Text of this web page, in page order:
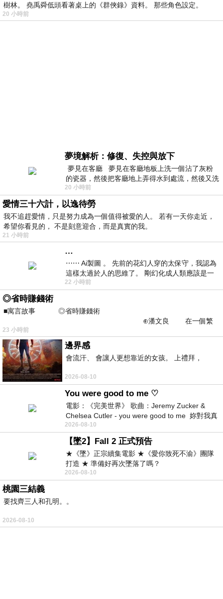
樹林。 堯禹舜低頭看著桌上的《群俠錄》資料。 那些角色設定。
20 小時前
夢境解析：修復、失控與放下
夢見在客廳 夢見在客廳地板上洗一個沾了灰粉
的瓷器，然後把客廳地上弄得水到處流，然後又洗
一頂棒球潮帽，後來發現帽
20 小時前
愛情三十六計，以逸待勞
我不追趕愛情，只是努力成為一個值得被愛的人。 若有一天你走近，
希望你看見的， 不是刻意迎合，而是真實的我。
21 小時前
…
⋯⋯ Ai製圖 。 先前的花幻人穿的太保守，我認為
這樣太過於人的思維了。 剛幻化成人類應該是一
絲不掛吧？ 當然這樣是創不出
22 小時前
◎省時賺錢術
■寓言故事 ◎省時賺錢術
⊕潘文良 在一個繁
華的商業街上，有兩家傳統
23 小時前
邊界感
會流汗、 會讓人更想靠近的女孩。 上禮拜，
2026-08-10
You were good to me ♡
電影：《完美世界》 歌曲：Jeremy Zucker &
Chelsea Cutler - you were good to me 妳對我真
好 因
2026-08-10
【墜2】Fall 2 正式預告
★《墜》正宗續集電影 ★《愛你致死不渝》團隊
打造 ★ 準備好再次墜落了嗎？
2026-08-10
桃園三結義
要找齊三人和孔明。。
2026-08-10